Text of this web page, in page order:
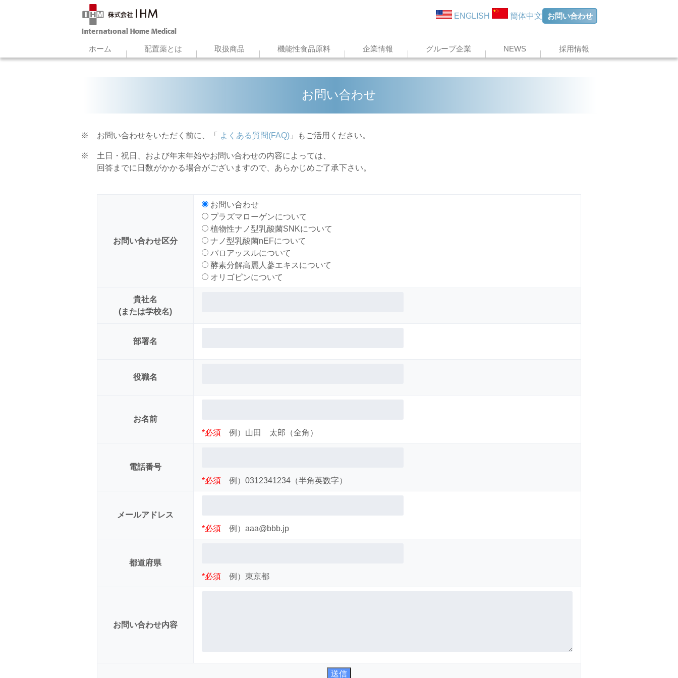
お問い合わせ
ENGLISH 簡体中文
ホーム 配置薬とは 取扱商品 機能性食品原料 企業情報 グループ企業 NEWS 採用情報
お問い合わせ
※ お問い合わせをいただく前に、「 よくある質問(FAQ) 」もご活用ください。
※ 土日・祝日、および年末年始やお問い合わせの内容によっては、
回答までに日数がかかる場合がございますので、あらかじめご了承下さい。
お問い合わせ区分
お問い合わせ
プラズマローゲンについて
植物性ナノ型乳酸菌SNKについて
ナノ型乳酸菌nEFについて
パロアッスルについて
酵素分解高麗人蔘エキスについて
オリゴピンについて
貴社名
(または学校名)
部署名
役職名
お名前
*必須 例）山田 太郎（全角）
電話番号
*必須 例）0312341234（半角英数字）
メールアドレス
*必須 例）aaa@bbb.jp
都道府県
*必須 例）東京都
お問い合わせ内容
送信